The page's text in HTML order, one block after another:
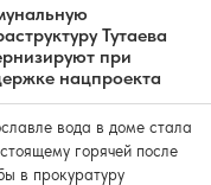
Тутаева
при
нацпроекта
вода в доме стала
горячей после
в прокуратуру